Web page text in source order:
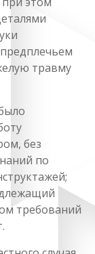
травму
без
по
требований